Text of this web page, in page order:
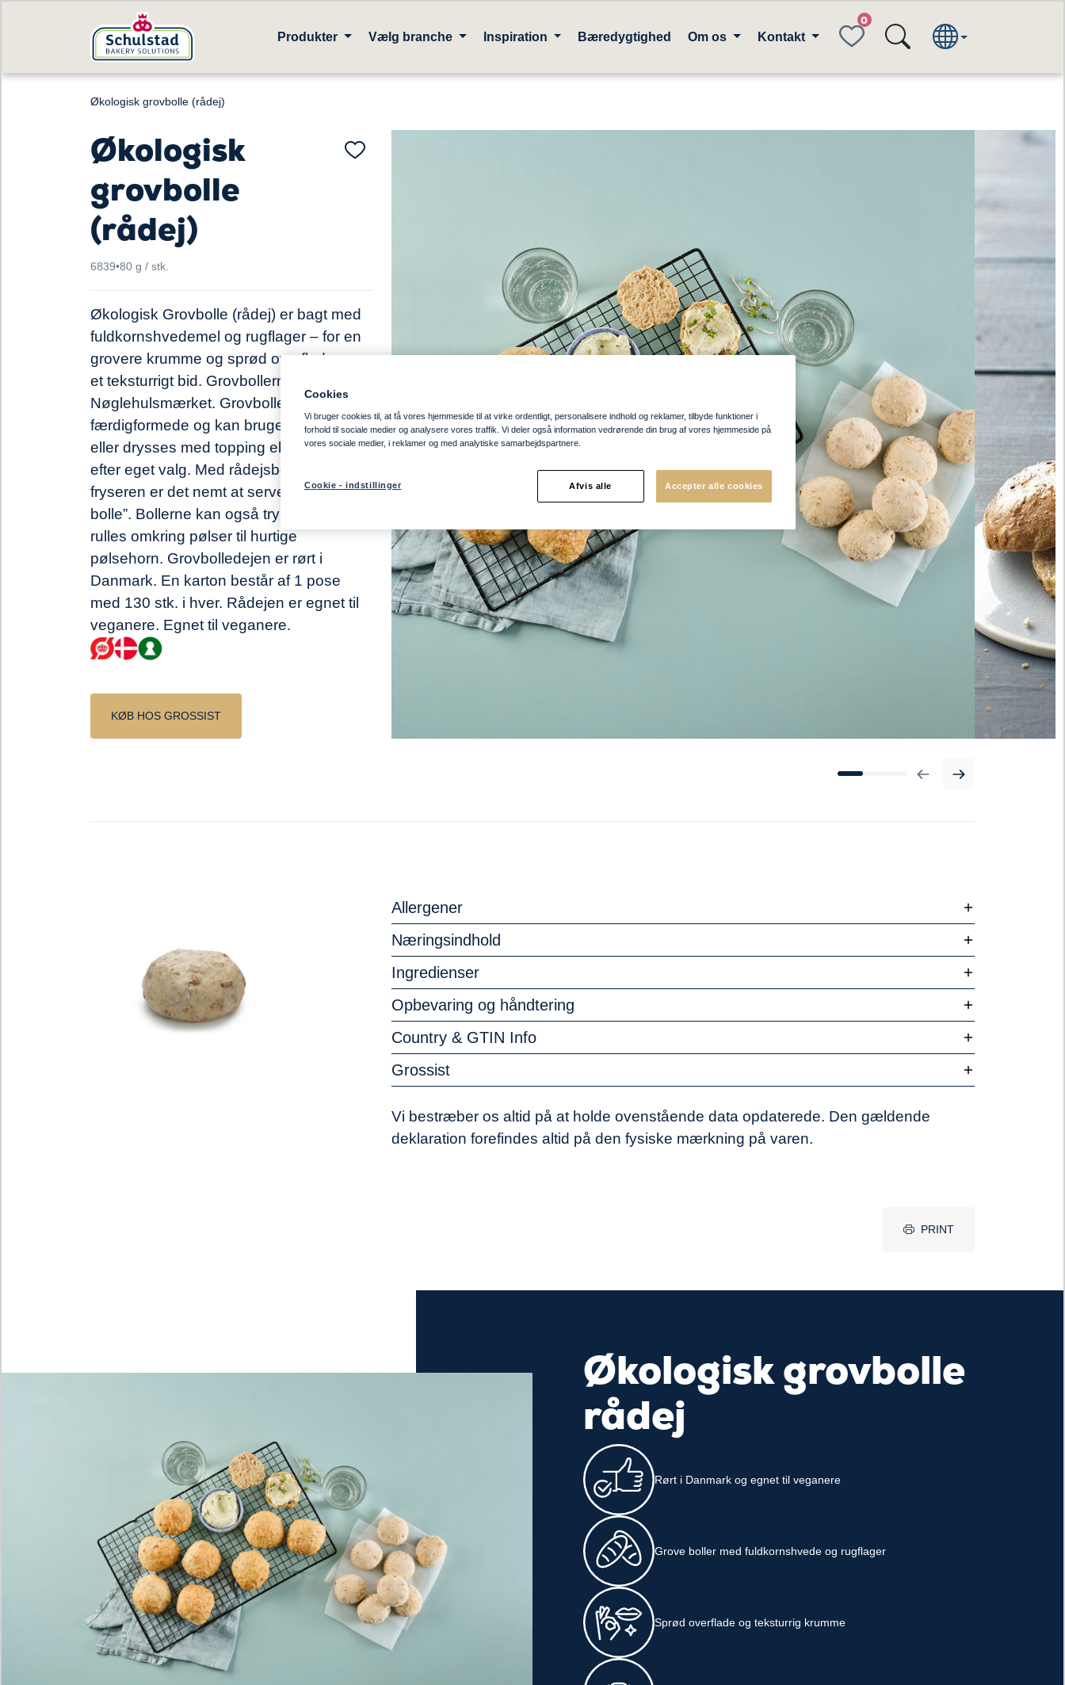
Produkter Vælg branche Inspiration Bæredygtighed Om os Kontakt FAVORITES
Økologisk grovbolle (rådej)
Økologisk
grovbolle
(rådej)
6839•80 g / stk.
Økologisk Grovbolle (rådej) er bagt med
fuldkornshvedemel og rugflager – for en
grovere krumme og sprød overflade – og
et teksturrigt bid. Grovbollerne er
Nøglehulsmærket. Grovbollerne er
færdigformede og kan bruges som de er
eller drysses med topping eller krydderi
efter eget valg. Med rådejsboller i
fryseren er det nemt at servere ”husets
bolle”. Bollerne kan også trykkes flade og
rulles omkring pølser til hurtige
pølsehorn. Grovbolledejen er rørt i
Danmark. En karton består af 1 pose
med 130 stk. i hver. Rådejen er egnet til
veganere. Egnet til veganere.
KØB HOS GROSSIST
Allergener
Næringsindhold
Ingredienser
Opbevaring og håndtering
Country & GTIN Info
Grossist
Vi bestræber os altid på at holde ovenstående data opdaterede. Den gældende
deklaration forefindes altid på den fysiske mærkning på varen.
PRINT
Økologisk grovbolle
rådej
Rørt i Danmark og egnet til veganere
Grove boller med fuldkornshvede og rugflager
Sprød overflade og teksturrig krumme
Cookies
Vi bruger cookies til, at få vores hjemmeside til at virke ordentligt, personalisere indhold og reklamer, tilbyde funktioner i
forhold til sociale medier og analysere vores traffik. Vi deler også information vedrørende din brug af vores hjemmeside på
vores sociale medier, i reklamer og med analytiske samarbejdspartnere.
Cookie - indstillinger Afvis alle Accepter alle cookies